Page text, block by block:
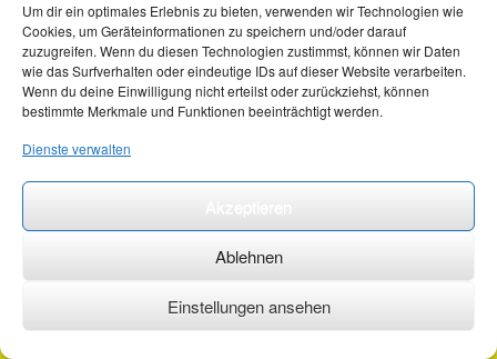
Um dir ein optimales Erlebnis zu bieten, verwenden wir Technologien wie
Cookies, um Geräteinformationen zu speichern und/oder darauf
zuzugreifen. Wenn du diesen Technologien zustimmst, können wir Daten
wie das Surfverhalten oder eindeutige IDs auf dieser Website verarbeiten.
Wenn du deine Einwilligung nicht erteilst oder zurückziehst, können
bestimmte Merkmale und Funktionen beeinträchtigt werden.
Dienste verwalten
Ablehnen
Einstellungen ansehen
©2026 ·erstehilfekurs-mauch.de ·AGB ·Datenschutzerklärung ·Impressum ·